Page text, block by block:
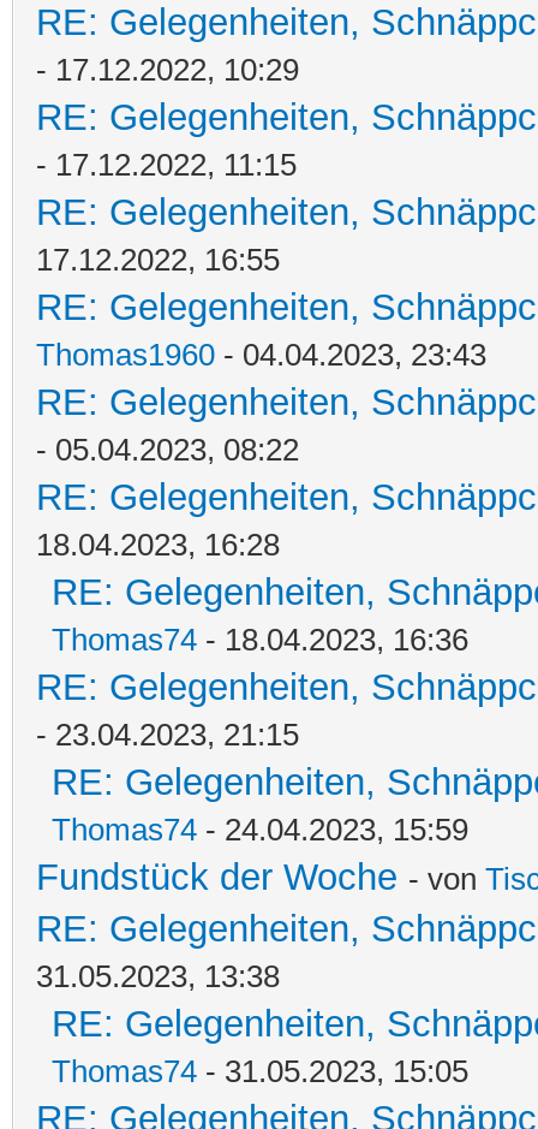
RE: Gelegenheiten,
- 17.12.2022, 10:29
RE: Gelegenheiten,
- 17.12.2022, 11:15
RE: Gelegenheiten,
17.12.2022, 16:55
RE: Gelegenheiten,
Thomas1960 - 04.04.2023, 23:43
RE: Gelegenheiten,
- 05.04.2023, 08:22
RE: Gelegenheiten,
18.04.2023, 16:28
RE: Gelegenheiten,
Thomas74 - 18.04.2023, 16:36
RE: Gelegenheiten,
- 23.04.2023, 21:15
RE: Gelegenheiten,
Thomas74 - 24.04.2023, 15:59
Fundstück der Woche - von
RE: Gelegenheiten,
31.05.2023, 13:38
RE: Gelegenheiten,
Thomas74 - 31.05.2023, 15:05
RE: Gelegenheiten,